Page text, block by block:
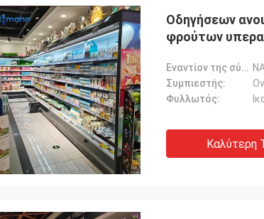
Οδηγήσεων
φρούτων
Εναντίον της σύγκρουσης λουρίδα:
Συμπιεστής:
Φυλλωτός:
Καλύτερη